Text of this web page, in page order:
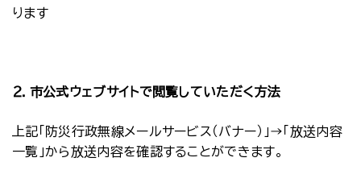
ります
２．市公式ウェブサイトで閲覧していただく方法
上記「防災行政無線メールサービス（バナー）」→「放送内容
一覧」から放送内容を確認することができます。